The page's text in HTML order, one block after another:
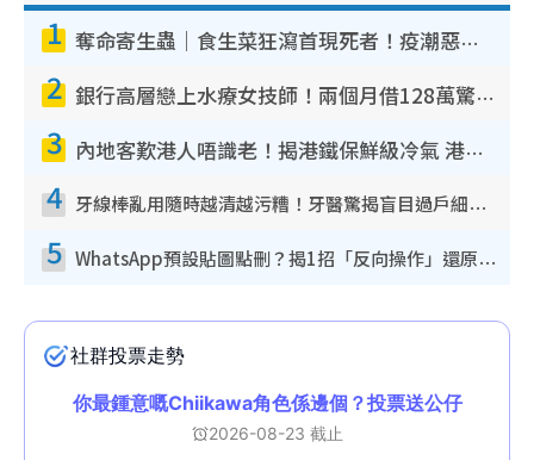
1 奪命寄生蟲｜食生菜狂瀉首現死者！疫潮惡化錄1.8萬宗病例 揭洗菜3大謬誤
2 銀行高層戀上水療女技師！兩個月借128萬驚覺「沉船」沉落火海 揭背後疑似邪教操控賣淫
3 內地客歎港人唔識老！揭港鐵保鮮級冷氣 港人求放過：咪投訴
4 牙線棒亂用隨時越清越污糟！牙醫驚揭盲目過戶細菌恐致蛀牙：呢種先係日常真保養
5 WhatsApp預設貼圖點刪？揭1招「反向操作」還原簡潔介面 附3步實測教學